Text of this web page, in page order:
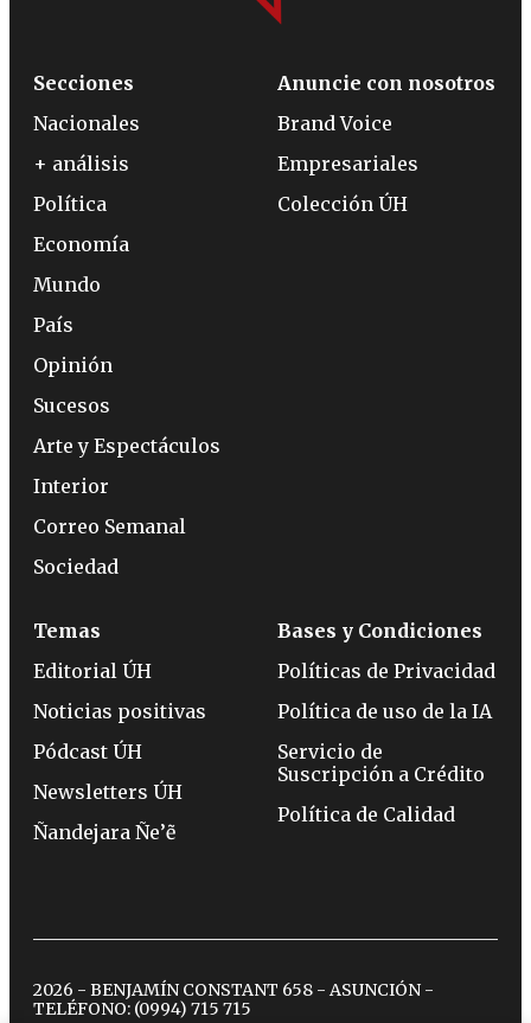
Secciones
Nacionales
+ análisis
Política
Economía
Mundo
País
Opinión
Sucesos
Arte y Espectáculos
Interior
Correo Semanal
Sociedad
Anuncie con nosotros
Brand Voice
Empresariales
Colección ÚH
Temas
Editorial ÚH
Noticias positivas
Pódcast ÚH
Newsletters ÚH
Ñandejara Ñe’ẽ
Bases y Condiciones
Políticas de Privacidad
Política de uso de la IA
Servicio de
Suscripción a Crédito
Política de Calidad
2026 - BENJAMÍN CONSTANT 658 - ASUNCIÓN -
TELÉFONO: (0994) 715 715